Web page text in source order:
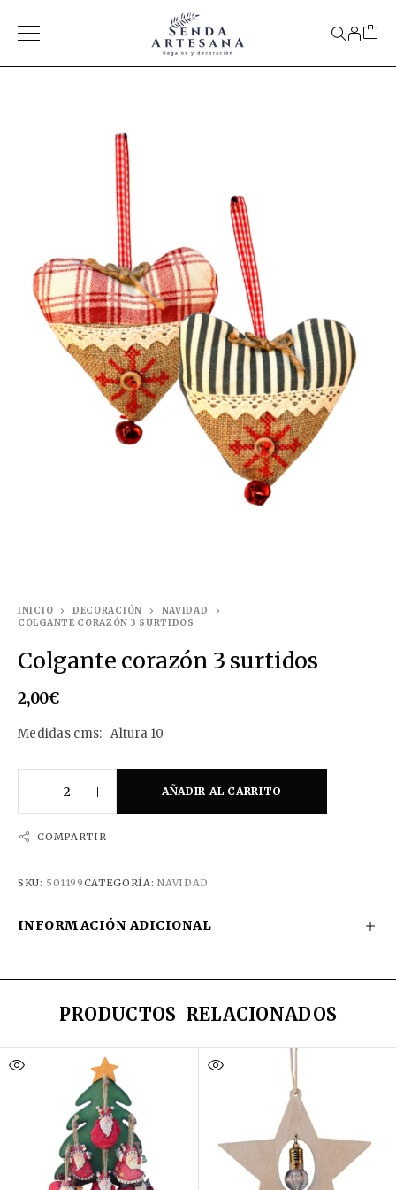
INICIO DECORACIÓN
NAVIDAD
COLGANTE CORAZÓN 3 SURTIDOS
Colgante corazón 3 surtidos
2,00€
Medidas cms: Altura 10
AÑADIR AL CARRITO
COMPARTIR
SKU: 501199CATEGORÍA:NAVIDAD
INFORMACIÓN ADICIONAL
PRODUCTOS RELACIONADOS